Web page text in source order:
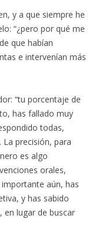
y a que siempre he
“¿pero por qué me
que habían
e intervenían más
“tu porcentaje de
has fallado muy
todas,
precisión, para
es algo
orales,
aún, has
y has sabido
en lugar de buscar